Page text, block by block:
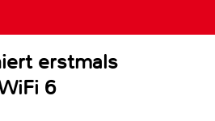
erstmals
6